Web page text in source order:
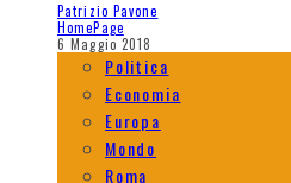
Patrizio Pavone
HomePage
6 Maggio 2018
Politica
Economia
Europa
Mondo
Roma